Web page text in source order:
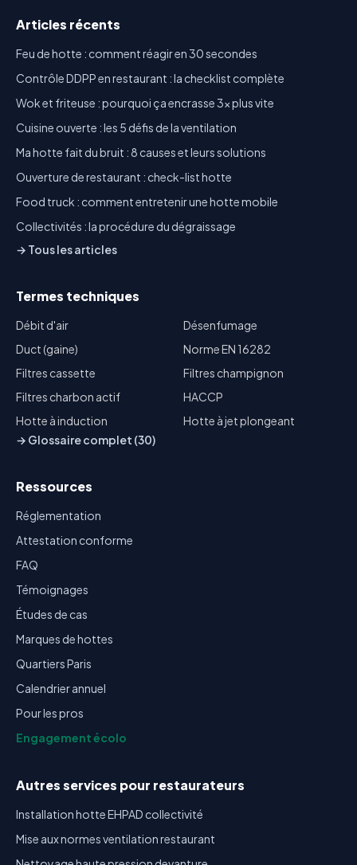
Articles récents
Feu de hotte : comment réagir en 30 secondes
Contrôle DDPP en restaurant : la checklist complète
Wok et friteuse : pourquoi ça encrasse 3x plus vite
Cuisine ouverte : les 5 défis de la ventilation
Ma hotte fait du bruit : 8 causes et leurs solutions
Ouverture de restaurant : check-list hotte
Food truck : comment entretenir une hotte mobile
Collectivités : la procédure du dégraissage
→ Tous les articles
Termes techniques
Débit d'air
Désenfumage
Duct (gaine)
Norme EN 16282
Filtres cassette
Filtres champignon
Filtres charbon actif
HACCP
Hotte à induction
Hotte à jet plongeant
→ Glossaire complet (30)
Ressources
Réglementation
Attestation conforme
FAQ
Témoignages
Études de cas
Marques de hottes
Quartiers Paris
Calendrier annuel
Pour les pros
Engagement écolo
Autres services pour restaurateurs
Installation hotte EHPAD collectivité
Mise aux normes ventilation restaurant